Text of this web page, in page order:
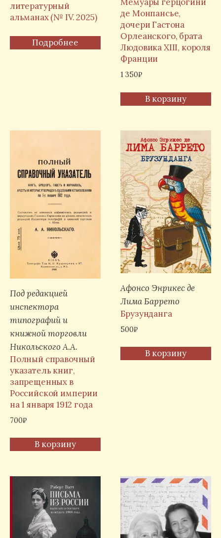
литературный
альманах (№ IV. 2025)
Подробнее
де Монпансье,
дочери Гастона
Орлеанского, брата
Людовика XIII, короля
Франции
1 350₽
В корзину
Под редакцией
инспектора
типографий и
книжной торговли
Никольского А.А.
Полный справочный
указатель книг,
запрещенных в
Российской империи
на 1 января 1912 года
700₽
В корзину
Афонсо Энрикес де
Лима Баррето
Брузунданга
500₽
В корзину